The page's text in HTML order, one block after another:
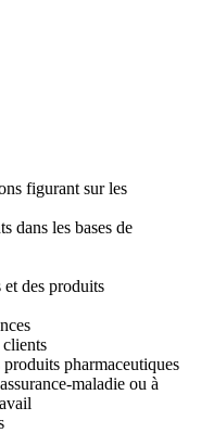
figurant sur les
dans les bases de
des produits
clients
pharmaceutiques
maladie ou à